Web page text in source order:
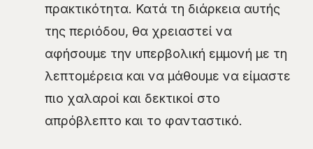
πρακτικότητα. Κατά τη διάρκεια αυτής
της περιόδου, θα χρειαστεί να
αφήσουμε την υπερβολική εμμονή με τη
λεπτομέρεια και να μάθουμε να είμαστε
πιο χαλαροί και δεκτικοί στο
απρόβλεπτο και το φανταστικό.